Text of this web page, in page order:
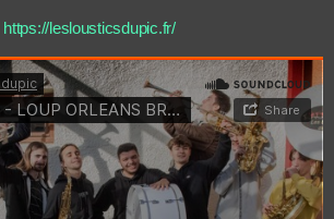
https://leslousticsdupic.fr/